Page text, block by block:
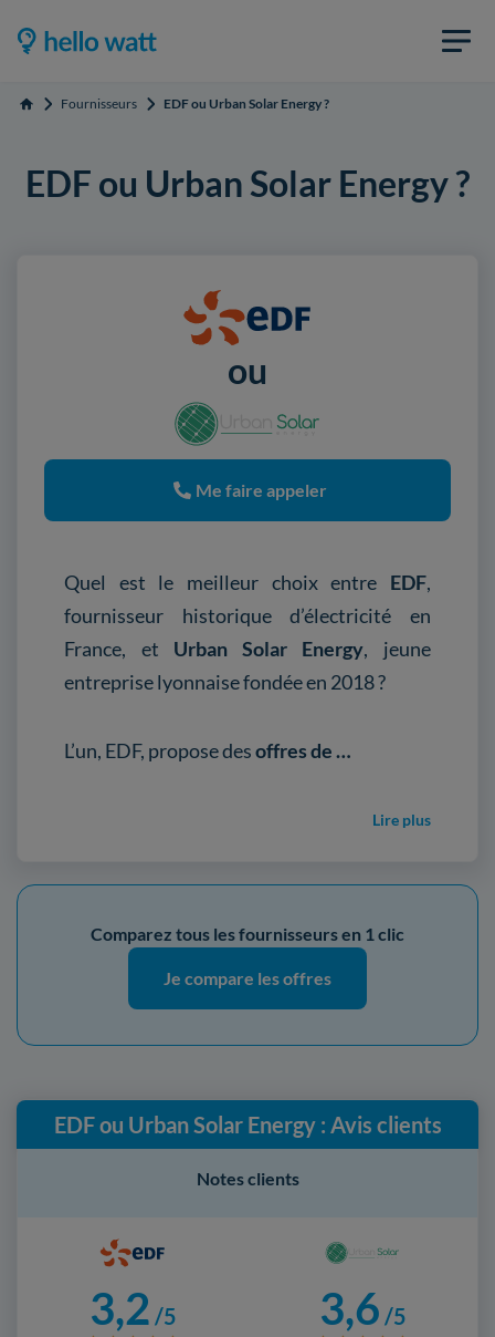
Accueil Fournisseurs EDF ou Urban Solar Energy ?
EDF ou Urban Solar Energy ?
ou
Me faire appeler
Quel est le meilleur choix entre EDF,
fournisseur historique d’électricité en
France, et Urban Solar Energy, jeune
entreprise lyonnaise fondée en 2018 ?
L’un, EDF, propose desoffres de …
Lire plus
Comparez tous les fournisseurs en 1 clic
Je compare les offres
EDF ou Urban Solar Energy : Avis clients
3,2 /5
Notes clients
3,6 /5